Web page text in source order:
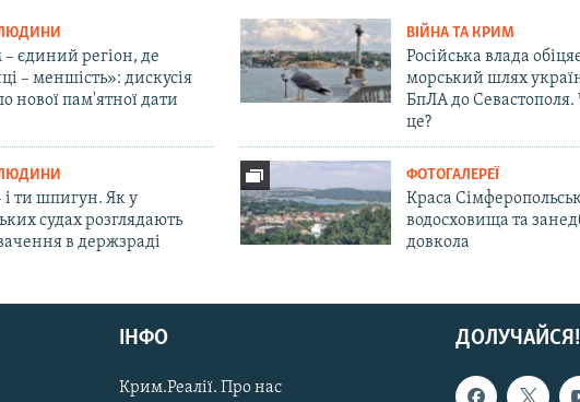
єдиний регіон, де
– меншість»: дискусія
нової пам'ятної дати
ВІЙНА ТА КРИМ
Російська влада
морський шлях
БпЛА до Севастополя.
це?
і ти шпигун. Як у
судах розглядають
в держзраді
ФОТОГАЛЕРЕЇ
Краса
водосховища та
довкола
ДОЛУЧАЙСЯ!
ІНФО
Крим.Реалії. Про нас